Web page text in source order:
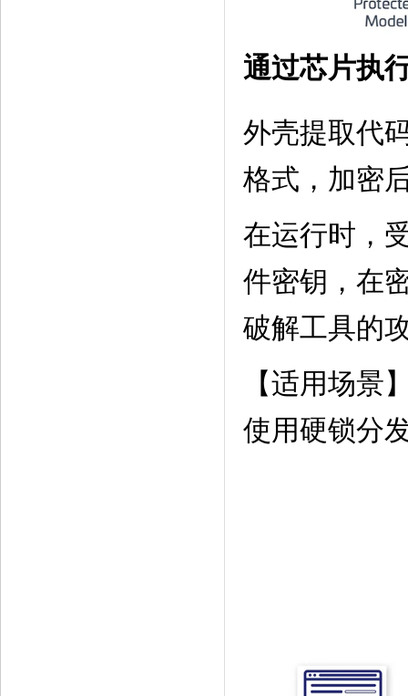
通过芯片执
外壳提取代
格式，加密
在运行时，
件密钥，在
破解工具的
【适用场景
使用硬锁分